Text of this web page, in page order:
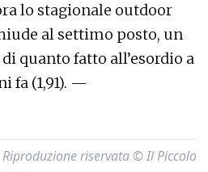
lo stagionale outdoor
al settimo posto, un
quanto fatto all’esordio a
fa (1,91). —
Riproduzione riservata © Il Piccolo